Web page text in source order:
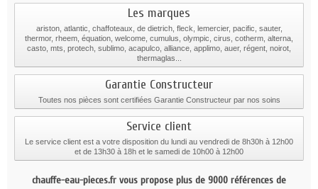
Les marques
ariston, atlantic, chaffoteaux, de dietrich, fleck, lemercier, pacific, sauter,
thermor, rheem, équation, welcome, cumulus, olympic, cirus, cotherm, alterna,
casto, mts, protech, sublimo, acapulco, alliance, applimo, auer, régent, noirot,
thermaglas...
Garantie Constructeur
Toutes nos pièces sont certifiées Garantie Constructeur par nos soins
Service client
Le service client est a votre disposition du lundi au vendredi de 8h30h à 12h00
et de 13h30 à 18h et le samedi de 10h00 à 12h00
chauffe-eau-pieces.fr vous propose plus de 9000 références de